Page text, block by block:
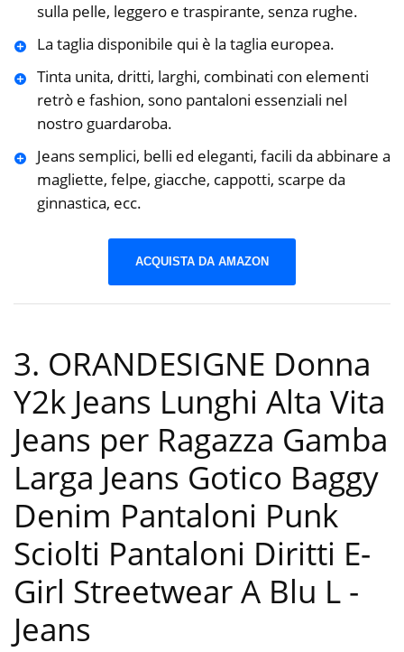
sulla pelle, leggero e traspirante, senza rughe.
La taglia disponibile qui è la taglia europea.
Tinta unita, dritti, larghi, combinati con elementi
retrò e fashion, sono pantaloni essenziali nel
nostro guardaroba.
Jeans semplici, belli ed eleganti, facili da abbinare a
magliette, felpe, giacche, cappotti, scarpe da
ginnastica, ecc.
ACQUISTA DA AMAZON
3. ORANDESIGNE Donna
Y2k Jeans Lunghi Alta Vita
Jeans per Ragazza Gamba
Larga Jeans Gotico Baggy
Denim Pantaloni Punk
Sciolti Pantaloni Diritti E-
Girl Streetwear A Blu L -
Jeans